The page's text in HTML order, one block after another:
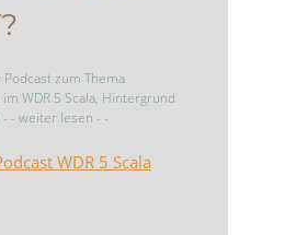
zum Thema
WDR 5 Scala, Hintergrund
- weiter lesen - -
WDR 5 Scala